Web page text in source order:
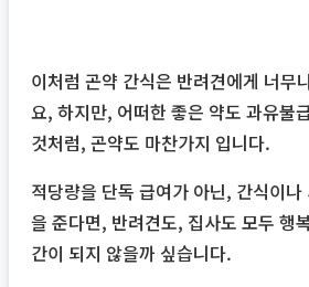
이처럼 곤약 간식은 반려견에게 너무
요, 하지만, 어떠한 좋은 약도 과유불
것처럼, 곤약도 마찬가지 입니다.
적당량을 단독 급여가 아닌, 간식이
을 준다면, 반려견도, 집사도 모두 행
간이 되지 않을까 싶습니다.